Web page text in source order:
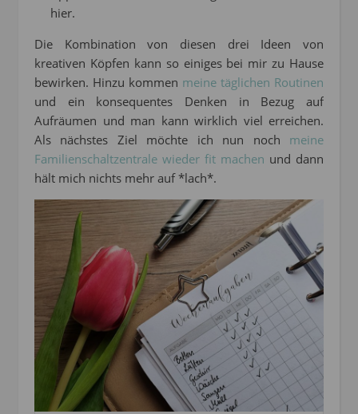
hier.
Die Kombination von diesen drei Ideen von
kreativen Köpfen kann so einiges bei mir zu Hause
bewirken. Hinzu kommen meine täglichen Routinen
und ein konsequentes Denken in Bezug auf
Aufräumen und man kann wirklich viel erreichen.
Als nächstes Ziel möchte ich nun noch meine
Familienschaltzentrale wieder fit machen und dann
hält mich nichts mehr auf *lach*.